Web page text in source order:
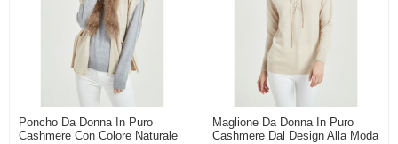
Poncho Da Donna In Puro
Cashmere Con Colore Naturale
Maglione Da Donna In Puro
Cashmere Dal Design Alla Moda